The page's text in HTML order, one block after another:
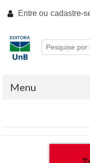
Entre ou cadastre-
Menu